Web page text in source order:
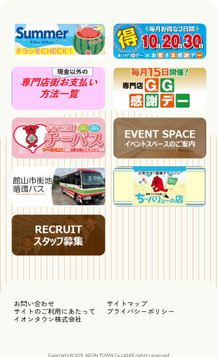
お問い合わせ
サイトマップ
サイトのご利用にあたって
プライバシーポリシー
イオンタウン株式会社
Copyright © 2011, AEON TOWN Co.,Ltd.All rights reserved.